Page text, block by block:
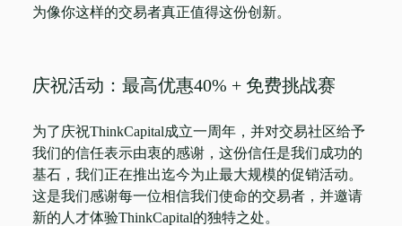
为像你这样的交易者真正值得这份创新。
庆祝活动：最高优惠40% + 免费挑战赛
为了庆祝ThinkCapital成立一周年，并对交易社区给予
我们的信任表示由衷的感谢，这份信任是我们成功的
基石，我们正在推出迄今为止最大规模的促销活动。
这是我们感谢每一位相信我们使命的交易者，并邀请
新的人才体验ThinkCapital的独特之处。